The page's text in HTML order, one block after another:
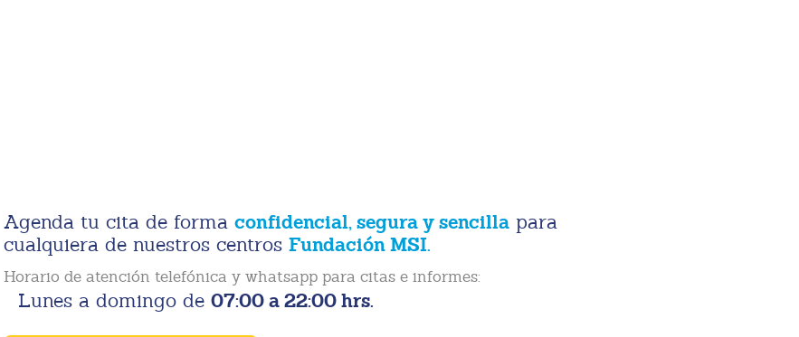
Agenda tu cita de forma confidencial, segura y sencillapara
cualquiera de nuestros centros Fundación MSI.
Horario de atención telefónica y whatsapp para citas e informes:
Lunes a domingo de 07:00 a 22:00 hrs.